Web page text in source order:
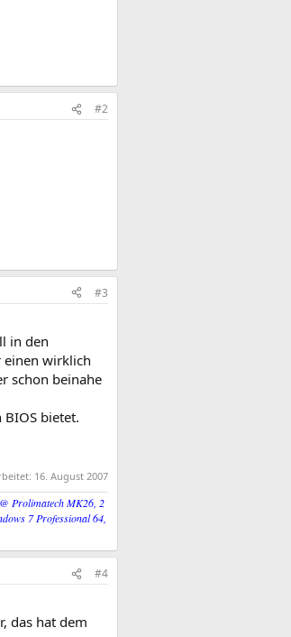
#2
#3
in den
einen wirklich
schon beinahe
bietet.
16. August 2007
Prolimatech MK26, 2
7 Professional 64,
#4
das hat dem